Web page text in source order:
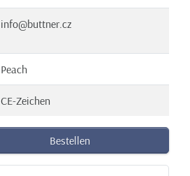
info@buttner.cz
Peach
CE-Zeichen
Bestellen